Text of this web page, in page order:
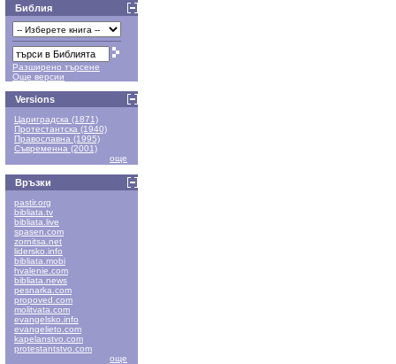
Библия
Разширено търсене
Още версии
Versions
Цариградска (1871)
Протестантска (1940)
Православна (1995)
Съвременна (2001)
още
Връзки
pastir.org
bibliata.tv
bibliata.live
spasen.com
zornitsa.net
lidersko.info
bibliata.mobi
hvalenie.com
bibliata.news
pesnarka.com
propoved.com
molitvata.com
evangelsko.info
evangelieto.com
kapelanstvo.com
protestantstvo.com
още